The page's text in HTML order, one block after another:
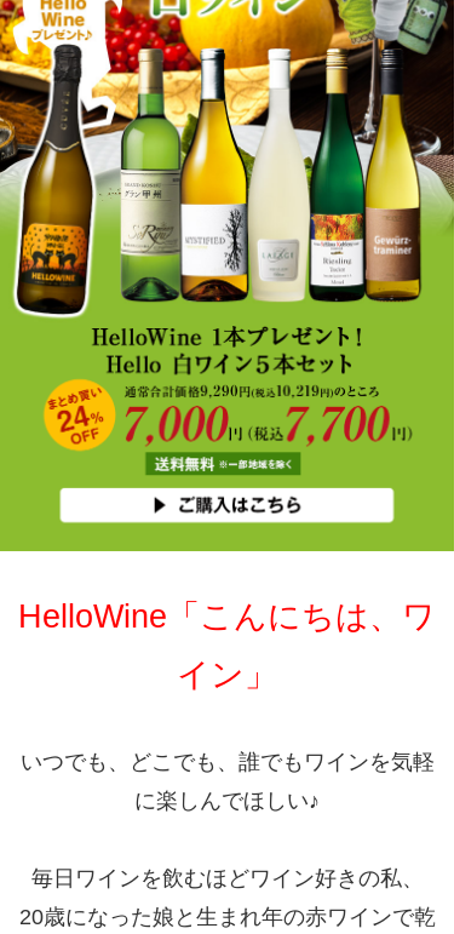
HelloWine「こんにちは、ワ
イン」
いつでも、どこでも、誰でもワインを気軽
に楽しんでほしい♪
毎日ワインを飲むほどワイン好きの私、
20歳になった娘と生まれ年の赤ワインで乾